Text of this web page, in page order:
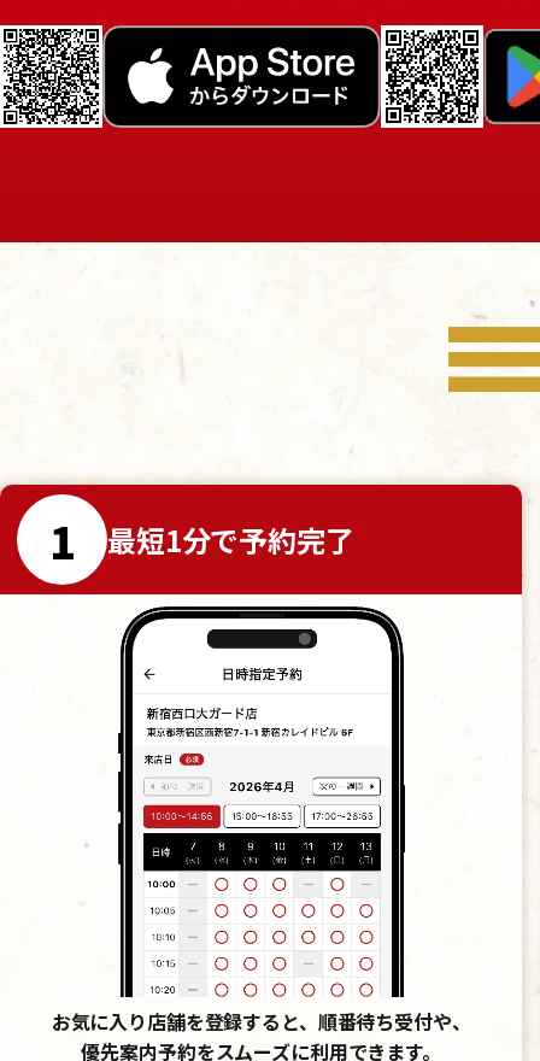
1 最短1分で予約完了
お気に入り店舗を登録すると、順番待ち受付や、
優先案内予約をスムーズに利用できます。